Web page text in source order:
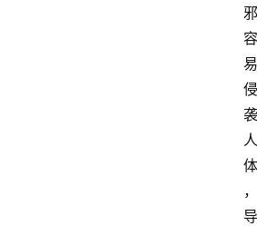
邪
容
易
侵
袭
人
体
，
导